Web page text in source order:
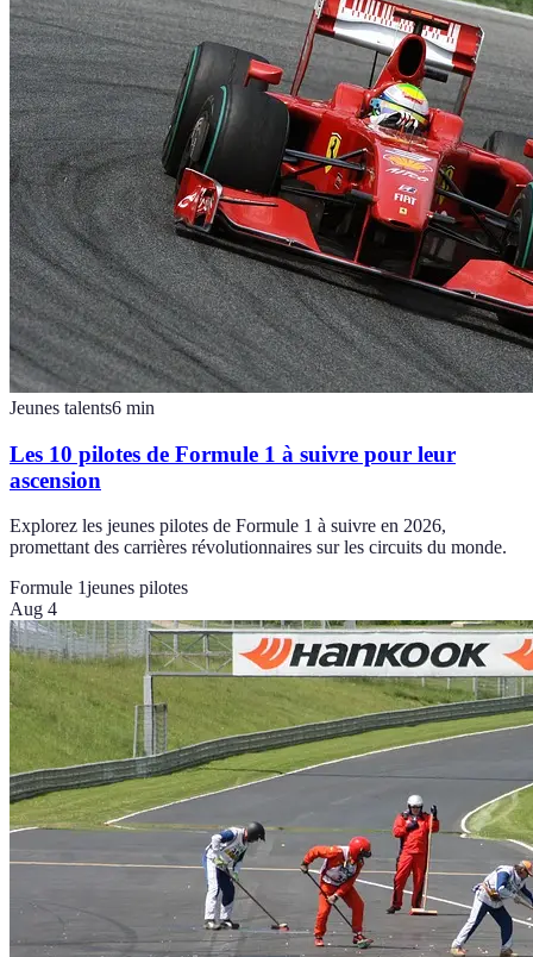
Jeunes talents6 min
Les 10 pilotes de Formule 1 à suivre pour leur
ascension
Explorez les jeunes pilotes de Formule 1 à suivre en 2026,
promettant des carrières révolutionnaires sur les circuits du monde.
Formule 1jeunes pilotes
Aug 4